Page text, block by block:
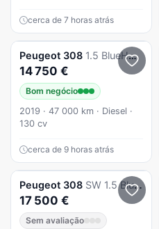
cerca de 7 horas atrás
Peugeot 308 1.5 BlueHDi Style
14 750 €
Bom negócio
2019 · 47 000 km · Diesel ·
130 cv
cerca de 9 horas atrás
Peugeot 308 SW 1.5 BlueHDi Active Pack EAT8
17 500 €
Sem avaliação